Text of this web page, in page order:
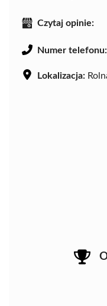
Czytaj opinie:
Numer telefonu:
Lokalizacja: